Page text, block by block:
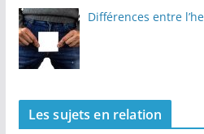
Différences entre
Les sujets en relation